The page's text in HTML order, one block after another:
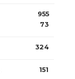
955
73
324
151